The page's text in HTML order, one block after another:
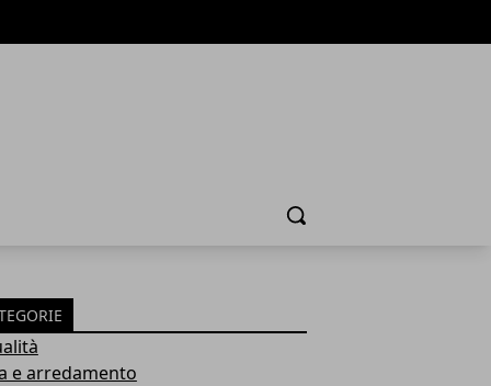
Cerca
e arredamento